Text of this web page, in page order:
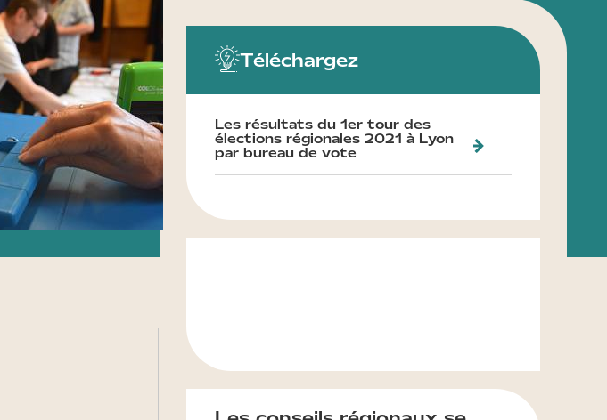
Téléchargez
Les résultats du 1er tour des
élections régionales 2021 à Lyon
par bureau de vote